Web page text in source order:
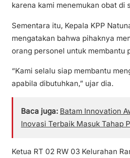
karena kami menemukan obat di
Sementara itu, Kepala KPP
mengatakan bahwa pihaknya
orang personel untuk membantu
“Kami selalu siap membantu
apabila dibutuhkan,” ujar dia.
Baca juga: Batam Innovation
Inovasi Terbaik Masuk Tahap
Ketua RT 02 RW 03 Kelurahan